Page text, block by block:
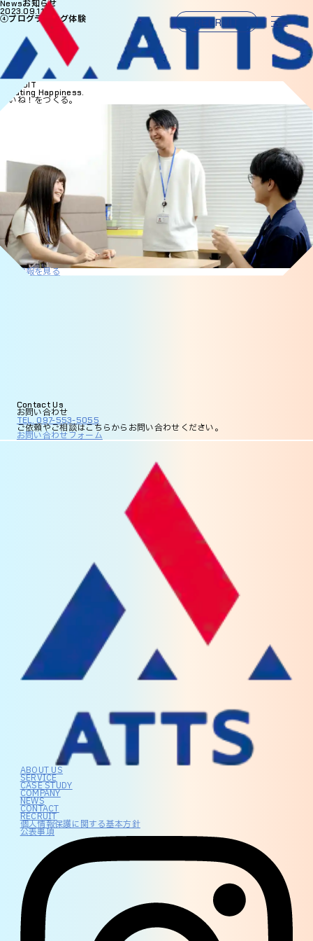
RECRUIT
Newsお知らせ
2023.09.11
④プログラミング体験
RECRUIT
Creating Happiness.
いいね！をつくる。
採用情報を見る
ContactUs
お問い合わせ
TEL. 097-553-5055
ご依頼やご相談はこちらからお問い合わせください。
お問い合わせフォーム
ABOUT US
SERVICE
CASE STUDY
COMPANY
NEWS
CONTACT
RECRUIT
個人情報保護に関する基本方針
公表事項